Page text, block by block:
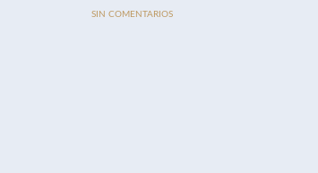
SIN COMENTARIOS